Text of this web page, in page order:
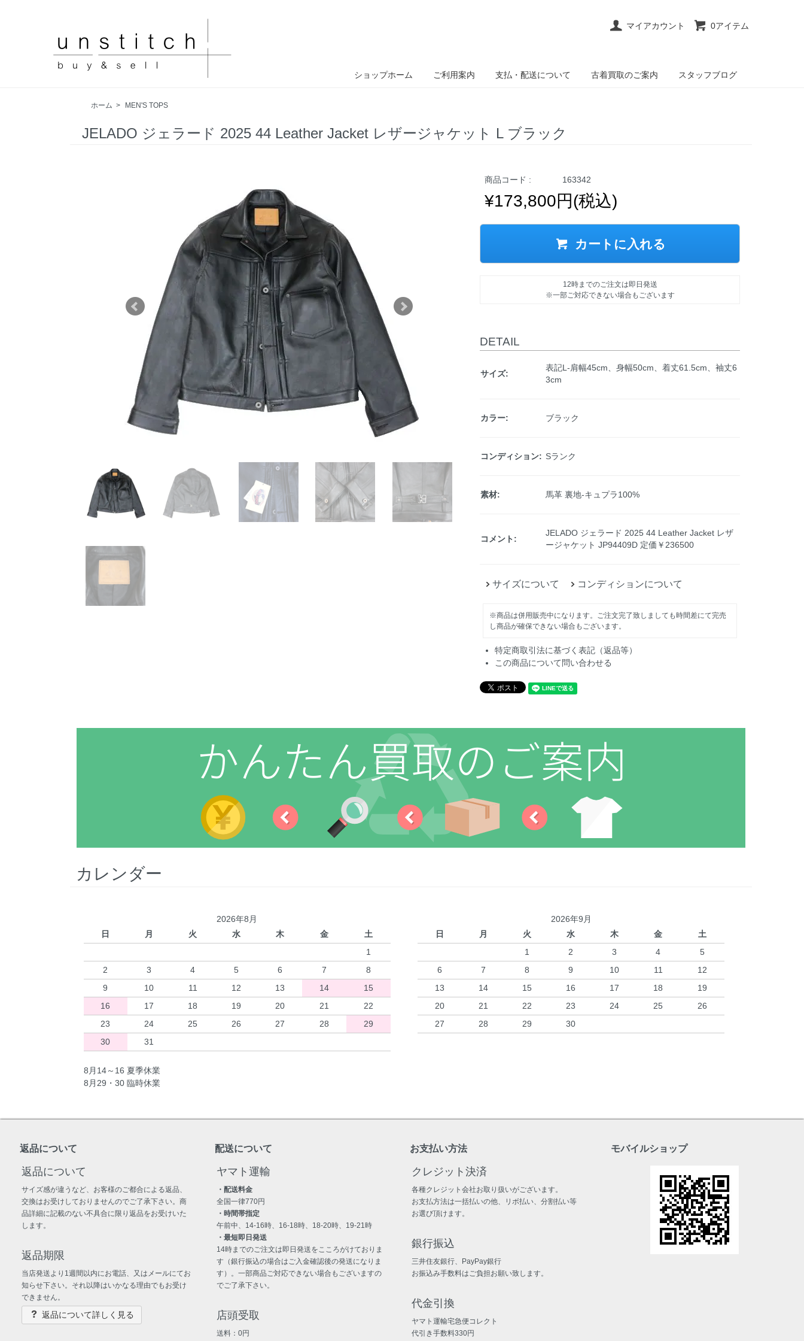
マイアカウント 0アイテム
ショップホーム ご利用案内 支払・配送について 古着買取のご案内 スタッフブログ
ホーム > MEN'S TOPS
JELADO ジェラード 2025 44 Leather Jacket レザージャケット L ブラック
商品コード : 163342
¥173,800円(税込)
カートに入れる
12時までのご注文は即日発送
※一部ご対応できない場合もございます
DETAIL
サイズ:
表記L-肩幅45cm、身幅50cm、着丈61.5cm、袖丈6
3cm
カラー: ブラック
コンディション: Sランク
素材: 馬革 裏地-キュプラ100%
コメント:
JELADO ジェラード 2025 44 Leather Jacket レザ
ージャケット JP94409D 定価￥236500
サイズについて コンディションについて
※商品は併用販売中になります。ご注文完了致しましても時間差にて完売
し商品が確保できない場合もございます。
特定商取引法に基づく表記（返品等）
この商品について問い合わせる
カレンダー
2026年8月
日
月 火 水 木 金
土
1
2
3 4 5 6 7
8
9
10 11 12 13 14
15
16
17 18 19 20 21
22
23
24 25 26 27 28
29
30
31
2026年9月
日
月 火 水 木 金
土
1
2 3 4
5
6
7 8 9 10 11
12
13
14 15 16 17 18
19
20
21 22 23 24 25
26
27
28 29 30
8月14～16 夏季休業
8月29・30 臨時休業
返品について
返品について
サイズ感が違うなど、お客様のご都合による返品、
交換はお受けしておりませんのでご了承下さい。商
品詳細に記載のない不具合に限り返品をお受けいた
します。
返品期限
当店発送より1週間以内にお電話、又はメールにてお
知らせ下さい。それ以降はいかなる理由でもお受け
できません。
返品について詳しく見る
配送について
ヤマト運輸
・配送料金
全国一律770円
・時間帯指定
午前中、14-16時、16-18時、18-20時、19-21時
・最短即日発送
14時までのご注文は即日発送をこころがけておりま
す（銀行振込の場合はご入金確認後の発送になりま
す）。一部商品ご対応できない場合もございますの
でご了承下さい。
店頭受取
送料：0円
お支払い方法
クレジット決済
各種クレジット会社お取り扱いがございます。
お支払方法は一括払いの他、リボ払い、分割払い等
お選び頂けます。
銀行振込
三井住友銀行、PayPay銀行
お振込み手数料はご負担お願い致します。
代金引換
ヤマト運輸宅急便コレクト
代引き手数料330円
モバイルショップ